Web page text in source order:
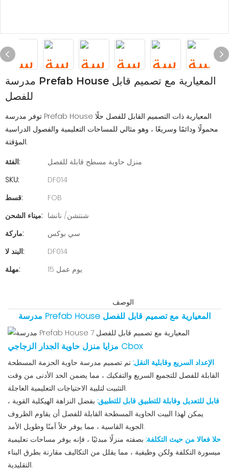
مدرسة Prefab House المعيارية مع تصميم قابل
للفصل
توفر مدرسة Prefab House المعيارية ذات التصميم القابل للفصل حلًا
محمولًا ودائمًا وسريعًا ، وهو مثالي للمساحات التعليمية والفصول الدراسية
المؤقتة.
الفئة:
منزل حاوية مسطح قابلة للفصل
SKU:
DF014
قسط:
FOB
ميناء الشحن: شنتشن/ نانشا
ماركة:
سي بوكس
البند لا:
DF014
مهلة:
15 يوم عمل
الوصف
مدرسة Prefab House المعيارية مع تصميم قابل للفصل
مزايا منزل حاوية الجدار الزجاجي Cbox
الإعداد السريع وقابلية النقل: تم تصميم مدرسة حاوية الحزمة المسطحة
القابلة للفصل للتجميع السريع والتفكيك ، مما يضمن الحد الأدنى من وقت
التثبيت لتلبية الاحتياجات التعليمية العاجلة.
قابل للتعديل وقابلة للتطبيق قابل للتطبيق: بفضل النزاهة الهيكلية القوية ،
يمكن لهذا البيت الحاوية المسطحة القابلة للفصل أن يقاوم الظروف
الجوية القاسية ، مما يوفر حلاً آمنًا وطويل الأمد.
حلا فعالا من حيث التكلفة: بصفته منزلًا مبدئيًا ، فإنه يوفر مساحات تعليمية
ميسورة التكلفة ولكن وظيفية ، مما يقلل من التكاليف مقارنة بطرق البناء
التقليدية.